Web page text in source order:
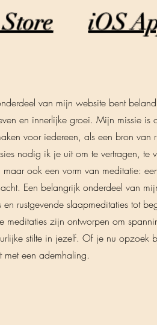
iOS
van mijn website bent
en innerlijke groei. Mijn missie
voor iedereen, als een bron
nodig ik je uit om te vertragen,
ook een vorm van meditatie:
Een belangrijk onderdeel van
rustgevende slaapmeditaties tot
meditaties zijn ontworpen om
stilte in jezelf. Of je nu opzoek
met een ademhaling.